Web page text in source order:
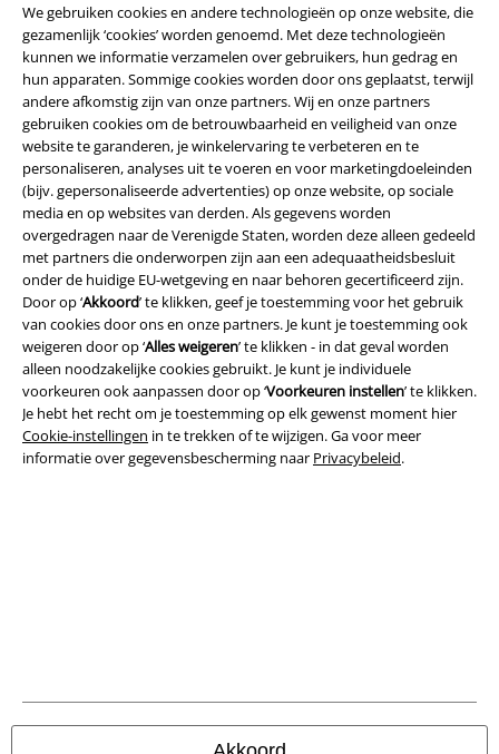
We gebruiken cookies en andere technologieën op onze website, die
gezamenlijk ‘cookies’ worden genoemd. Met deze technologieën
kunnen we informatie verzamelen over gebruikers, hun gedrag en
hun apparaten. Sommige cookies worden door ons geplaatst, terwijl
andere afkomstig zijn van onze partners. Wij en onze partners
gebruiken cookies om de betrouwbaarheid en veiligheid van onze
website te garanderen, je winkelervaring te verbeteren en te
personaliseren, analyses uit te voeren en voor marketingdoeleinden
(bijv. gepersonaliseerde advertenties) op onze website, op sociale
media en op websites van derden. Als gegevens worden
overgedragen naar de Verenigde Staten, worden deze alleen gedeeld
met partners die onderworpen zijn aan een adequaatheidsbesluit
onder de huidige EU-wetgeving en naar behoren gecertificeerd zijn.
Door op ‘Akkoord’ te klikken, geef je toestemming voor het gebruik
van cookies door ons en onze partners. Je kunt je toestemming ook
weigeren door op ‘Alles weigeren’ te klikken - in dat geval worden
alleen noodzakelijke cookies gebruikt. Je kunt je individuele
voorkeuren ook aanpassen door op ‘Voorkeuren instellen’ te klikken.
Je hebt het recht om je toestemming op elk gewenst moment hier
Cookie-instellingen in te trekken of te wijzigen. Ga voor meer
informatie over gegevensbescherming naar Privacybeleid.
Legal
Algemene Voorwaarden
Bedrijfsgegevens
Privacyverklaring
Verklaring van conformiteit